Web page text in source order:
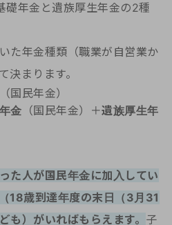
礎年金と遺族厚生年金の2種
た年金種類（職業が自営業か
決まります。
（国民年金）
金 （国民年金）＋遺族厚生年
た人が国民年金に加入してい
18歳到達年度の末日（3月31
も）がいればもらえます。 子